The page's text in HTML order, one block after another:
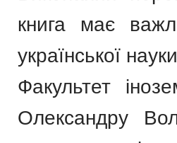
книга має
української
Факультет
Олександру